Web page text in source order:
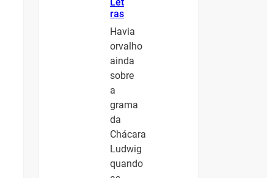
Let
ras
Havia
orvalho
ainda
sobre
a
grama
da
Chácara
Ludwig
quando